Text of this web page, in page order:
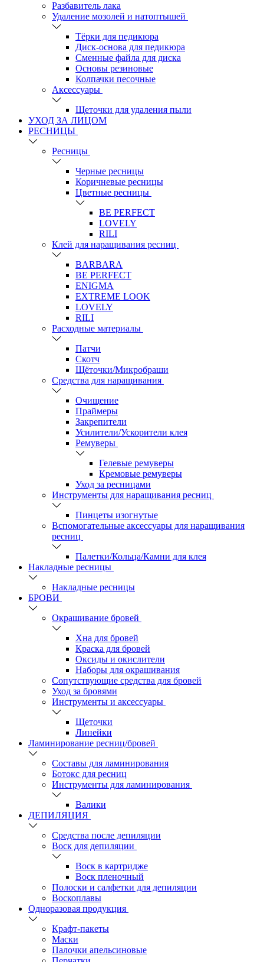
Разбавитель лака
Удаление мозолей и натоптышей
Тёрки для педикюра
Диск-основа для педикюра
Сменные файла для диска
Основы резиновые
Колпачки песочные
Аксессуары
Щеточки для удаления пыли
УХОД ЗА ЛИЦОМ
РЕСНИЦЫ
Ресницы
Черные ресницы
Коричневые ресницы
Цветные ресницы
BE PERFECT
LOVELY
RILI
Клей для наращивания ресниц
BARBARA
BE PERFECT
ENIGMA
EXTREME LOOK
LOVELY
RILI
Расходные материалы
Патчи
Скотч
Щёточки/Микробраши
Средства для наращивания
Очищение
Праймеры
Закрепители
Усилители/Ускорители клея
Ремуверы
Гелевые ремуверы
Кремовые ремуверы
Уход за ресницами
Инструменты для наращивания ресниц
Пинцеты изогнутые
Вспомогательные аксессуары для наращивания
ресниц
Палетки/Кольца/Камни для клея
Накладные ресницы
Накладные ресницы
БРОВИ
Окрашивание бровей
Хна для бровей
Краска для бровей
Оксиды и окислители
Наборы для окрашивания
Сопутствующие средства для бровей
Уход за бровями
Инструменты и аксессуары
Щеточки
Линейки
Ламинирование ресниц/бровей
Составы для ламинирования
Ботокс для ресниц
Инструменты для ламинирования
Валики
ДЕПИЛЯЦИЯ
Средства после депиляции
Воск для депиляции
Воск в картридже
Воск пленочный
Полоски и салфетки для депиляции
Воскоплавы
Одноразовая продукция
Крафт-пакеты
Маски
Палочки апельсиновые